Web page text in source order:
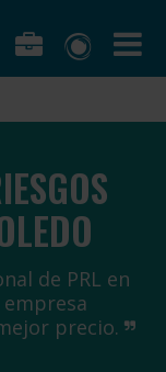
de PRL en
precio.